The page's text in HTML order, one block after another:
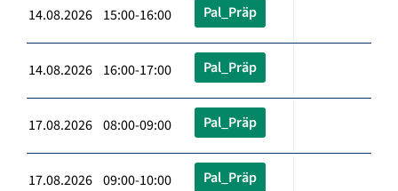
14.08.2026 15:00-16:00 Pal_Präp
14.08.2026 16:00-17:00 Pal_Präp
17.08.2026 08:00-09:00 Pal_Präp
17.08.2026 09:00-10:00 Pal_Präp